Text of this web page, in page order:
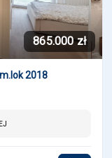
865.000 zł
2018